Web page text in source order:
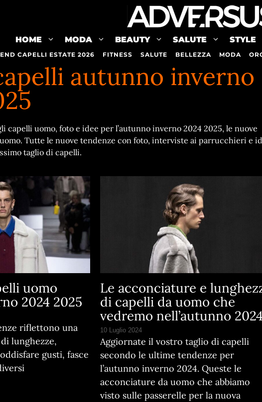
HOME MODA BEAUTY SALUTE STYLE
CAPELLI ESTATE 2026 FITNESS SALUTE BELLEZZA MODA
autunno inverno
capelli uomo, foto e idee per l’autunno inverno 2024 2025, le nuove
Tutte le nuove tendenze con foto, interviste ai parrucchieri e
taglio di capelli.
uomo
2024 2025
riflettono una
lunghezze,
gusti, fasce
Le acconciature e
di capelli da uomo che
vedremo nell’autunno
10 Luglio 2024
Aggiornate il vostro taglio di capelli
secondo le ultime tendenze per
l’autunno inverno 2024. Queste le
acconciature da uomo che abbiamo
visto sulle passerelle per la nuova